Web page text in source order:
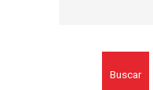
Buscar